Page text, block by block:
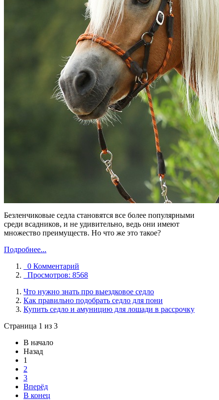
Безленчиковые седла становятся все более популярными
среди всадников, и не удивительно, ведь они имеют
множество преимуществ. Но что же это такое?
Подробнее...
0 Комментарий
Просмотров: 8568
Что нужно знать про выездковое седло
Как правильно подобрать седло для пони
Купить седло и амуницию для лошади в рассрочку
Страница 1 из 3
В начало
Назад
1
2
3
Вперёд
В конец